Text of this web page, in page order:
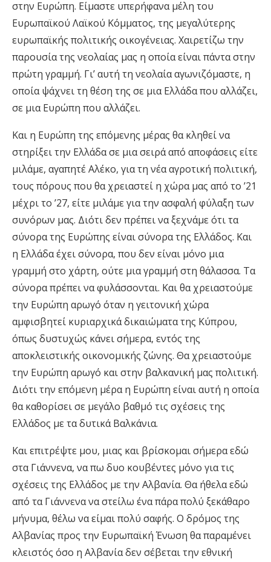
στην Ευρώπη. Είμαστε υπερήφανα μέλη του
Ευρωπαϊκού Λαϊκού Κόμματος, της μεγαλύτερης
ευρωπαϊκής πολιτικής οικογένειας. Χαιρετίζω την
παρουσία της νεολαίας μας η οποία είναι πάντα στην
πρώτη γραμμή. Γι’ αυτή τη νεολαία αγωνιζόμαστε, η
οποία ψάχνει τη θέση της σε μια Ελλάδα που αλλάζει,
σε μια Ευρώπη που αλλάζει.
Και η Ευρώπη της επόμενης μέρας θα κληθεί να
στηρίξει την Ελλάδα σε μια σειρά από αποφάσεις είτε
μιλάμε, αγαπητέ Αλέκο, για τη νέα αγροτική πολιτική,
τους πόρους που θα χρειαστεί η χώρα μας από το ’21
μέχρι το ’27, είτε μιλάμε για την ασφαλή φύλαξη των
συνόρων μας. Διότι δεν πρέπει να ξεχνάμε ότι τα
σύνορα της Ευρώπης είναι σύνορα της Ελλάδος. Και
η Ελλάδα έχει σύνορα, που δεν είναι μόνο μια
γραμμή στο χάρτη, ούτε μια γραμμή στη θάλασσα. Τα
σύνορα πρέπει να φυλάσσονται. Και θα χρειαστούμε
την Ευρώπη αρωγό όταν η γειτονική χώρα
αμφισβητεί κυριαρχικά δικαιώματα της Κύπρου,
όπως δυστυχώς κάνει σήμερα, εντός της
αποκλειστικής οικονομικής ζώνης. Θα χρειαστούμε
την Ευρώπη αρωγό και στην βαλκανική μας πολιτική.
Διότι την επόμενη μέρα η Ευρώπη είναι αυτή η οποία
θα καθορίσει σε μεγάλο βαθμό τις σχέσεις της
Ελλάδος με τα δυτικά Βαλκάνια.
Και επιτρέψτε μου, μιας και βρίσκομαι σήμερα εδώ
στα Γιάννενα, να πω δυο κουβέντες μόνο για τις
σχέσεις της Ελλάδος με την Αλβανία. Θα ήθελα εδώ
από τα Γιάννενα να στείλω ένα πάρα πολύ ξεκάθαρο
μήνυμα, θέλω να είμαι πολύ σαφής. Ο δρόμος της
Αλβανίας προς την Ευρωπαϊκή Ένωση θα παραμένει
κλειστός όσο η Αλβανία δεν σέβεται την εθνική